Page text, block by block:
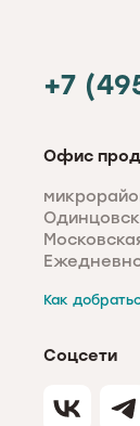
+7
Офис
Как
Соцсети